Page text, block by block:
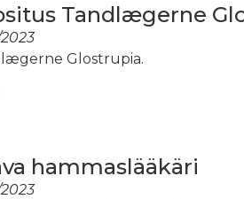
Tandlægerne
Glostrupia.
hammaslääkäri